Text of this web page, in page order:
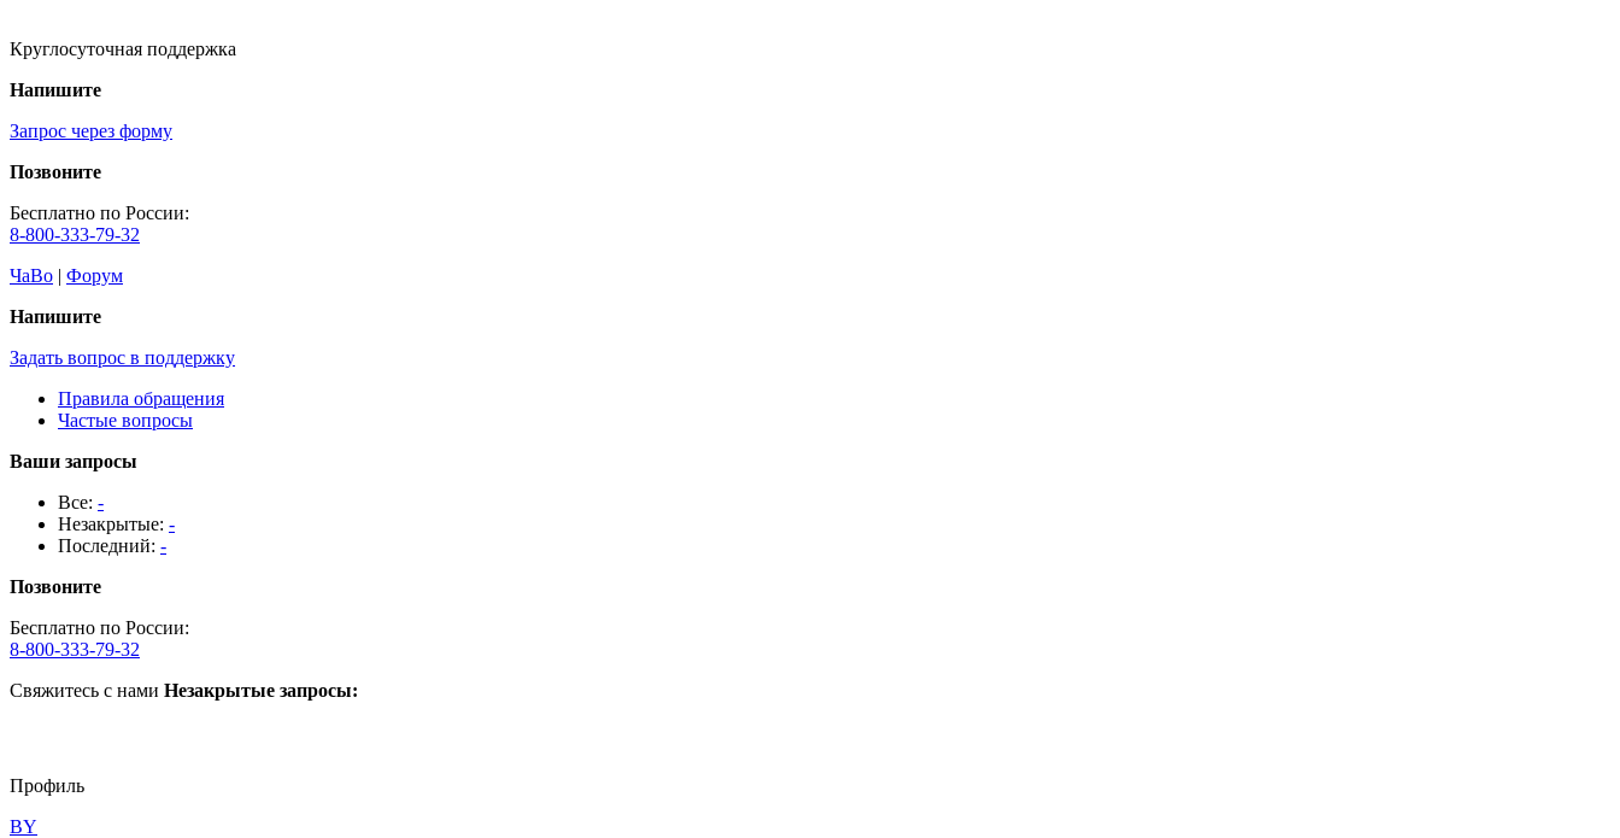
Круглосуточная поддержка
Напишите
Запрос через форму
Позвоните
Бесплатно по России:
8-800-333-79-32
ЧаВо | Форум
Напишите
Задать вопрос в поддержку
Правила обращения
Частые вопросы
Ваши запросы
Все: -
Незакрытые: -
Последний: -
Позвоните
Бесплатно по России:
8-800-333-79-32
Свяжитесь с нами Незакрытые запросы:
Профиль
BY